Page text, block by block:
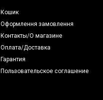
Кошик
Оформлення замовлення
Контакты/О магазине
Оплата/Доставка
Гарантия
Пользовательское соглашение